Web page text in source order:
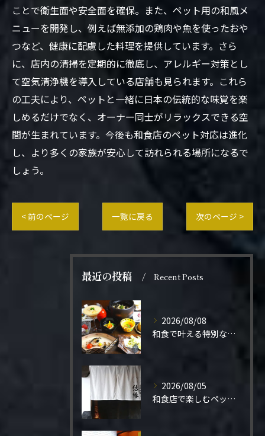
ことで衛生面や安全面を確保。また、ペット用の和風メ
ニューを開発し、例えば無添加の鶏肉や魚を使ったおや
つなど、健康に配慮した料理を提供しています。さら
に、店内の清掃を定期的に徹底し、アレルギー対策とし
て空気清浄機を導入している店舗も見られます。これら
の工夫により、ペットと一緒に日本の伝統的な味覚を楽
しめるだけでなく、オーナー同士がリラックスできる空
間が生まれています。今後も和食店のペット対応は進化
し、より多くの家族が安心して訪れられる場所になるで
しょう。
< 前のページ 一覧に戻る 次のページ >
最近の投稿 Recent Posts
2026/08/08
和食で叶える特別なプロポーズ結婚
2026/08/05
和食店で楽しむペット同伴の食事体験